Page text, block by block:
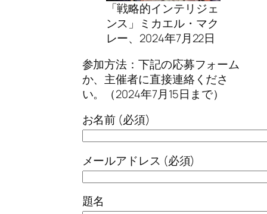
「戦略的インテリジェ
ンス」ミカエル・マク
レー、2024年7月22日
参加方法：下記の応募フォーム
か、主催者に直接連絡くださ
い。（2024年7月15日まで）
お名前 (必須)
メールアドレス (必須)
題名